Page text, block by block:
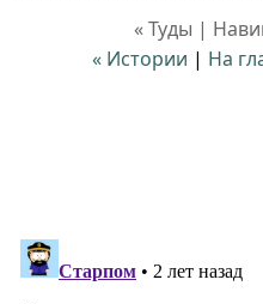
« Туды |
« Истории | На